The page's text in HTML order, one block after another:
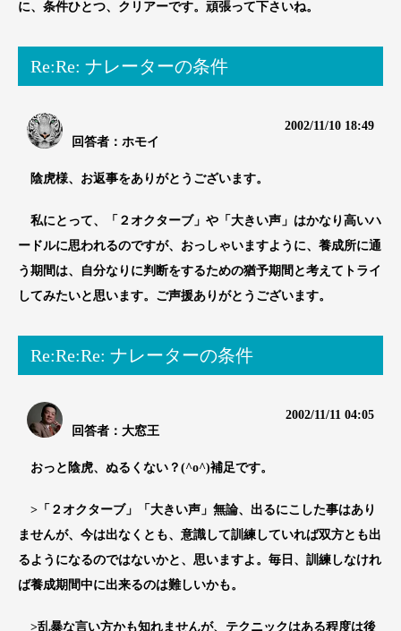
に、条件ひとつ、クリアーです。頑張って下さいね。
Re:Re: ナレーターの条件
回答者：ホモイ
2002/11/10 18:49
陰虎様、お返事をありがとうございます。
私にとって、「２オクターブ」や「大きい声」はかなり高いハ
ードルに思われるのですが、おっしゃいますように、養成所に通
う期間は、自分なりに判断をするための猶予期間と考えてトライ
してみたいと思います。ご声援ありがとうございます。
Re:Re:Re: ナレーターの条件
回答者：大窓王
2002/11/11 04:05
おっと陰虎、ぬるくない？(^o^)補足です。
>「２オクターブ」「大きい声」無論、出るにこした事はあり
ませんが、今は出なくとも、意識して訓練していれば双方とも出
るようになるのではないかと、思いますよ。毎日、訓練しなけれ
ば養成期間中に出来るのは難しいかも。
>乱暴な言い方かも知れませんが、テクニックはある程度は後